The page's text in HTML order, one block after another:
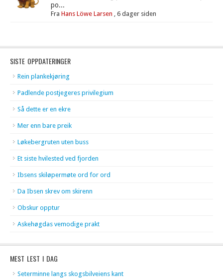
po...
FraHans Löwe Larsen ,6 dager siden
SISTE OPPDATERINGER
Rein plankekjøring
Padlende postjegeres privilegium
Så dette er en ekre
Mer enn bare preik
Løkebergruten uten buss
Et siste hvilested ved fjorden
Ibsens skiløpermøte ord for ord
Da Ibsen skrev om skirenn
Obskur opptur
Askehøgdas vemodige prakt
MEST LEST I DAG
Seterminne langs skogsbilveiens kant